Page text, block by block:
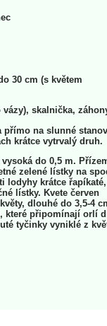
30 cm (s květem
vázy), skalnička,
přímo na slunné
krátce vytrvalý druh.
do 0,5 m.
zelené lístky na
lodyhy krátce řapíkaté,
lístky. Kvete červen
dlouhé do 3,5-4
které připomínají orlí
tyčinky vyniklé z